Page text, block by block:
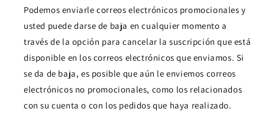
Podemos enviarle correos electrónicos promocionales y
usted puede darse de baja en cualquier momento a
través de la opción para cancelar la suscripción que está
disponible en los correos electrónicos que enviamos. Si
se da de baja, es posible que aún le enviemos correos
electrónicos no promocionales, como los relacionados
con su cuenta o con los pedidos que haya realizado.